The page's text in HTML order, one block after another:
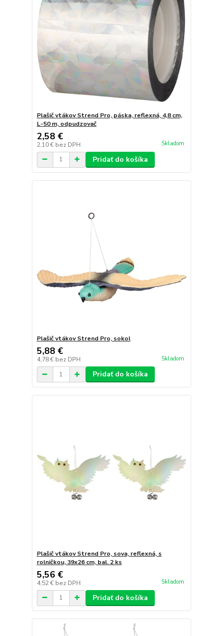
Plašič vtákov Strend Pro, páska, reflexná, 4,8 cm,
L-50 m, odpudzovač
2,58 €
2,10 € bez DPH Skladom
Pridať do košíka
Plašič vtákov Strend Pro, sokol
5,88 €
4,78 € bez DPH Skladom
Pridať do košíka
Plašič vtákov Strend Pro, sova, reflexná, s
rolničkou, 39x26 cm, bal. 2 ks
5,56 €
4,52 € bez DPH Skladom
Pridať do košíka